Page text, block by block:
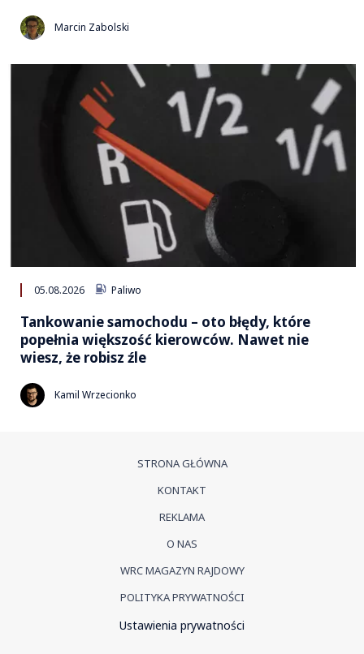
Marcin Zabolski
05.08.2026 Paliwo
Tankowanie samochodu – oto błędy, które
popełnia większość kierowców. Nawet nie
wiesz, że robisz źle
Kamil Wrzecionko
STRONA GŁÓWNA
KONTAKT
REKLAMA
O NAS
WRC MAGAZYN RAJDOWY
POLITYKA PRYWATNOŚCI
Ustawienia prywatności